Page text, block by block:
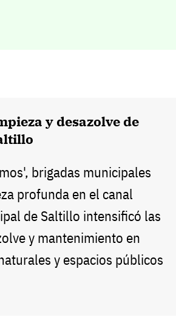
y desazolve de
brigadas municipales
profunda en el canal
de Saltillo intensificó las
y mantenimiento en
y espacios públicos